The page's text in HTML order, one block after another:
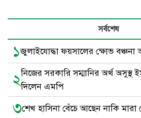
সর্বশেষ
১জুলাইযোদ্ধা ফয়সালের ক্ষোভ
২নিজের সরকারি সম্মানির অর্থ অসুস্থ
দিলেন এমপি
৩শেখ হাসিনা বেঁচে আছেন নাকি মারা